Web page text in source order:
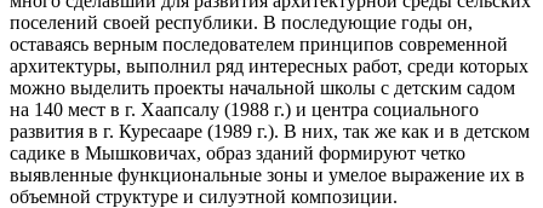
поселений своей республики. В последующие годы он,
оставаясь верным последователем принципов современной
архитектуры, выполнил ряд интересных работ, среди которых
можно выделить проекты начальной школы с детским садом
на 140 мест в г. Хаапсалу (1988 г.) и центра социального
развития в г. Куресааре (1989 г.). В них, так же как и в детском
садике в Мышковичах, образ зданий формируют четко
выявленные функциональные зоны и умелое выражение их в
объемной структуре и силуэтной композиции.